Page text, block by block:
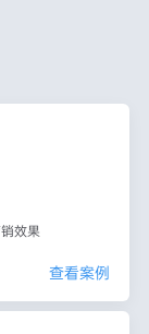
效果
查看案例